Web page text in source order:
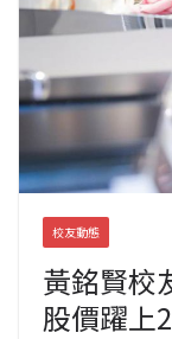
校友動態
黃銘賢校
股價躍上